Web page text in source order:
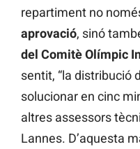
repartiment no
aprovació, sinó
del Comitè Olímpic
sentit, “la distribució
solucionar en cinc
altres assessors
Lannes. D’aquesta